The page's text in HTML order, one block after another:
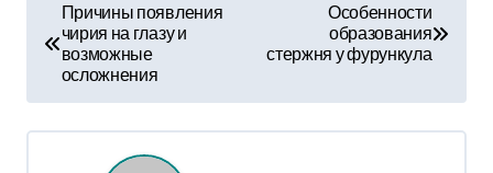
в
и
Причины появления
чирия на глазу и
возможные
осложнения
Особенности
образования
стержня у фурункула